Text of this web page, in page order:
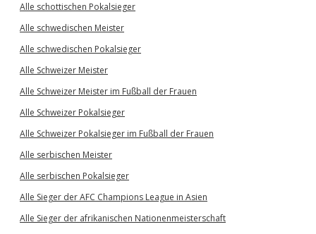
Alle schottischen Pokalsieger
Alle schwedischen Meister
Alle schwedischen Pokalsieger
Alle Schweizer Meister
Alle Schweizer Meister im Fußball der Frauen
Alle Schweizer Pokalsieger
Alle Schweizer Pokalsieger im Fußball der Frauen
Alle serbischen Meister
Alle serbischen Pokalsieger
Alle Sieger der AFC Champions League in Asien
Alle Sieger der afrikanischen Nationenmeisterschaft